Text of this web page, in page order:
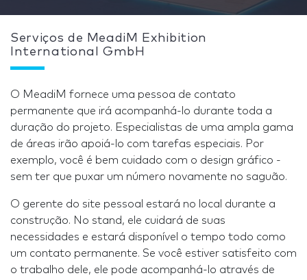
Serviços de MeadiM Exhibition
International GmbH
O MeadiM fornece uma pessoa de contato
permanente que irá acompanhá-lo durante toda a
duração do projeto. Especialistas de uma ampla gama
de áreas irão apoiá-lo com tarefas especiais. Por
exemplo, você é bem cuidado com o design gráfico -
sem ter que puxar um número novamente no saguão.
O gerente do site pessoal estará no local durante a
construção. No stand, ele cuidará de suas
necessidades e estará disponível o tempo todo como
um contato permanente. Se você estiver satisfeito com
o trabalho dele, ele pode acompanhá-lo através de